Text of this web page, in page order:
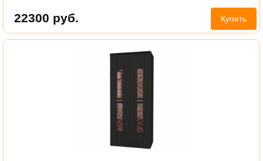
22300 руб. Купить